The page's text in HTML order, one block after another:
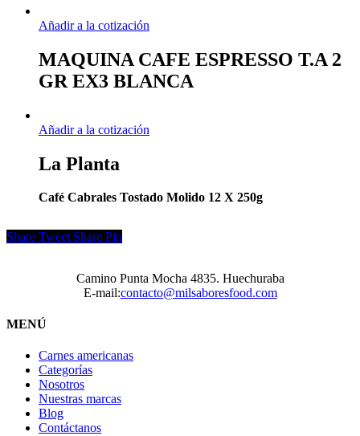
Añadir a la cotización
MAQUINA CAFE ESPRESSO T.A 2
GR EX3 BLANCA
Añadir a la cotización
La Planta
Café Cabrales Tostado Molido 12 X 250g
Share Tweet Share Pin
Camino Punta Mocha 4835. Huechuraba
E-mail:contacto@milsaboresfood.com
MENÚ
Carnes americanas
Categorías
Nosotros
Nuestras marcas
Blog
Contáctanos